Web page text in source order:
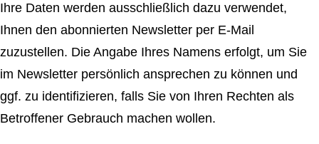
Ihre Daten werden ausschließlich dazu verwendet,
Ihnen den abonnierten Newsletter per E-Mail
zuzustellen. Die Angabe Ihres Namens erfolgt, um Sie
im Newsletter persönlich ansprechen zu können und
ggf. zu identifizieren, falls Sie von Ihren Rechten als
Betroffener Gebrauch machen wollen.